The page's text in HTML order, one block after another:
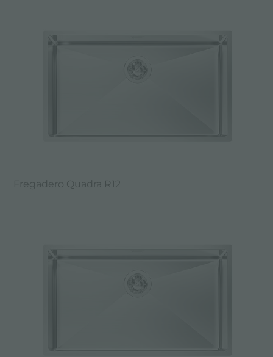
Fregadero Quadra R12